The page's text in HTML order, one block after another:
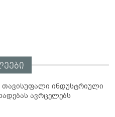
ინდუსტრიული
ავრცელებს